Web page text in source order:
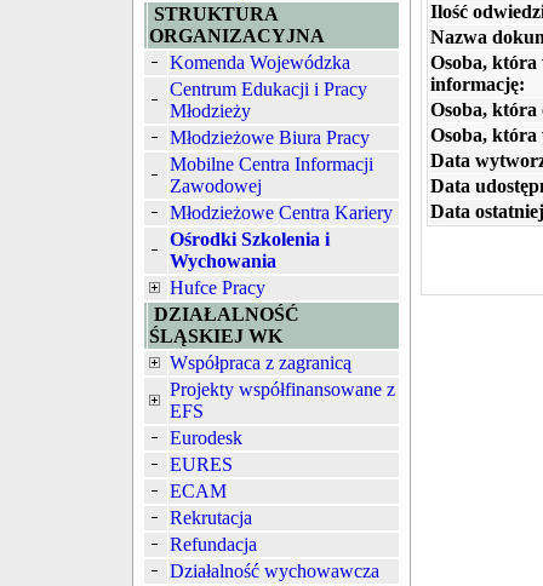
STRUKTURA
ORGANIZACYJNA
Komenda Wojewódzka
Centrum Edukacji i Pracy
Młodzieży
Młodzieżowe Biura Pracy
Mobilne Centra Informacji
Zawodowej
Młodzieżowe Centra Kariery
Ośrodki Szkolenia i
Wychowania
Hufce Pracy
DZIAŁALNOŚĆ
ŚLĄSKIEJ WK
Współpraca z zagranicą
Projekty współfinansowane z
EFS
Eurodesk
EURES
ECAM
Rekrutacja
Refundacja
Działalność wychowawcza
Ilość
Nazwa
Osoba, która
informację:
Osoba, która
Osoba, która
Data
Data
Data